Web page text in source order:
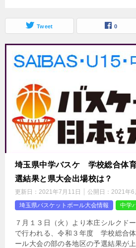
Tweet 0
埼玉県中学バスケ 学校総合体
選結果と県大会出場校は？
更新日： 2021年7月11日 公開日： 2021年6
埼玉県バスケットボール大会情報
中学
７月１３日（火）より本庄シルクド
で行われる、令和３年度 学校総合
ール大会の部の各地区の予選結果が